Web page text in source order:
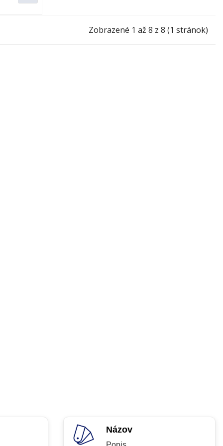
Zobrazené 1 až 8 z 8 (1 stránok)
Názov